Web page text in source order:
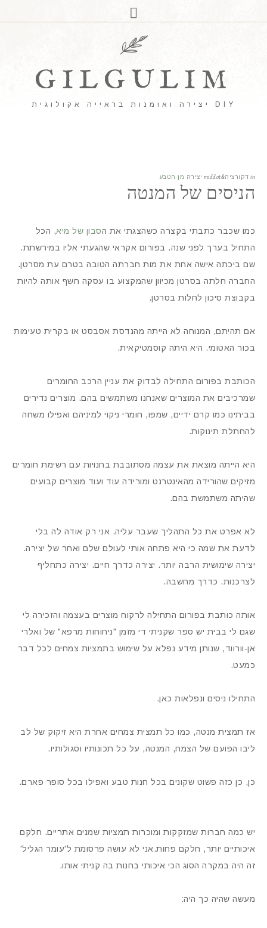
GILGULIM
DIY יצירה ואומנות בראייה אקולוגית
in דקורציה&middot יצירה מן הטבע
הניסים של המנטה
כמו שכבר כתבתי בקצרה כשהצגתי את הסבון של מיא, הכל
התחיל בערך לפני שנה. בפורום אקראי שהגעתי אליו במירשתת.
שם ביכתה אישה אחת את מות חברתה הטובה בטרם עת מסרטן.
החברה חלתה בסרטן מכיוון שהמקצוע בו עסקה חשף אותה להיות
בקבוצת סיכון לחלות בסרטן.
אם תהיתם, המנוחה לא הייתה מהנדסת אסבסט או בקרית טעימות
בכור האטומי. היא היתה קוסמטיקאית.
הכותבת בפורום התחילה לבדוק את עניין הרכב החומרים
שמרכיבים את המוצרים שאנחנו משתמשים בהם. מוצרים נדירים
בביתינו כמו קרם ידיים, שמפו, חומרי ניקוי למיניהם ואפילו משחה
להחתלת תינוקות.
היא הייתה מוצאת את עצמה מסתובבת בחנויות עם רשימת חומרים
מזיקים שהורידה מהאינטרנט ומורידה עוד ועוד מוצרים קבועים
שהיתה משתמשת בהם.
לא אפרט את כל התהליך שעבר עליה. אני רק אודה לה בלי
לדעת את שמה כי היא פתחה אותי לעולם שלם ואחר של יצירה.
יצירה שימושית הרבה יותר. יצירה כדרך חיים. יצירה כתחליף
לצרכנות. כדרך מחשבה.
אותה כותבת בפורום התחילה לרקוח מוצרים בעצמה והזכירה לי
שגם לי בבית יש ספר שקניתי די מזמן "ניחוחות מרפא" של ואלרי
אן-וורווד, שנותן מידע נפלא על שימוש בתמציות צמחים לכל דבר
כמעט.
התחילו ניסים ונפלאות כאן.
אז תמצית מנטה, כמו כל תמצית צמחים אחרת היא זיקוק של לב
ליבו הפועם של הצמח, המנטה, על כל תכונותיו וסגולותיו.
כן, כן כזה פשוט שקונים בכל חנות טבע ואפילו בכל סופר פארם.
יש כמה חברות שמזקקות ומוכרות תמציות שמנים אתריים. חלקם
איכותיים יותר, חלקם פחות.אני לא עושה פרסומת ל'עומר הגליל'
זה היה במקרה הסוג הכי איכותי בחנות בה קניתי אותו.
מעשה שהיה כך היה: